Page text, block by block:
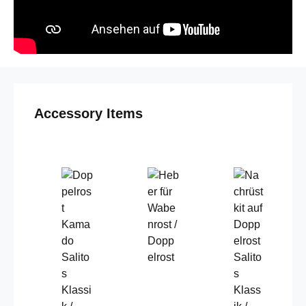
Produktgalerie überspringen
Accessory Items